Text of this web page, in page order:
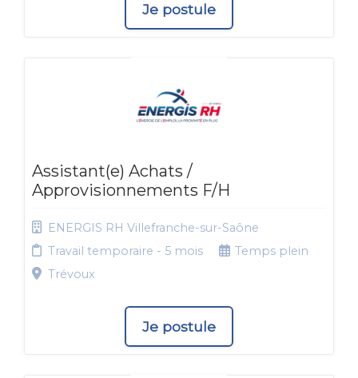
Je postule
Assistant(e) Achats /
Approvisionnements F/H
ENERGIS RH Villefranche-sur-Saône
Travail temporaire - 5 mois
Temps plein
Trévoux
Je postule